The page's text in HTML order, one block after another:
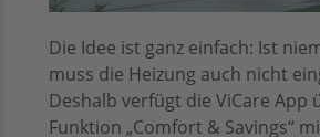
Die Idee ist ganz einfach: Ist
muss die Heizung auch nicht
Deshalb verfügt die ViCare App
Funktion „Comfort & Savings“